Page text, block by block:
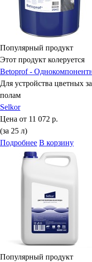
Популярный продукт
Этот продукт колеруется
Betoprof -
Для устройства цветных
полам
Selkor
Цена от 11 072 р.
(за 25 л)
Подробнее В корзину
Популярный продукт